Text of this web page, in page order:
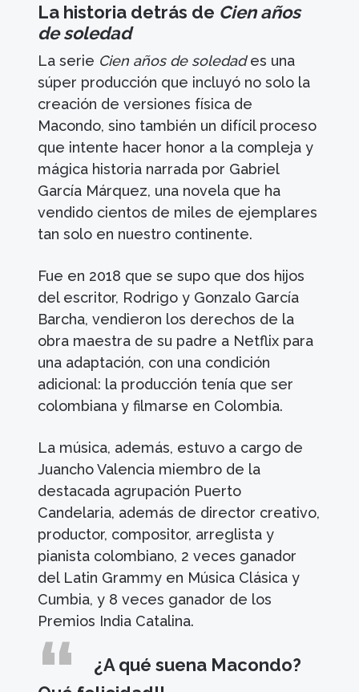
La historia detrás de Cien años
de soledad
La serie Cien años de soledades una
súper producción que incluyó no solo la
creación de versiones física de
Macondo, sino también un difícil proceso
que intente hacer honor a la compleja y
mágica historia narrada por Gabriel
García Márquez, una novela que ha
vendido cientos de miles de ejemplares
tan solo en nuestro continente.
Fue en 2018 que se supo que dos hijos
del escritor, Rodrigo y Gonzalo García
Barcha, vendieron los derechos de la
obra maestra de su padre a Netflix para
una adaptación, con una condición
adicional: la producción tenía que ser
colombiana y filmarse en Colombia.
La música, además, estuvo a cargo de
Juancho Valencia miembro de la
destacada agrupación Puerto
Candelaria, además de director creativo,
productor, compositor, arreglista y
pianista colombiano, 2 veces ganador
del Latin Grammy en Música Clásica y
Cumbia, y 8 veces ganador de los
Premios India Catalina.
¿A qué suena Macondo?